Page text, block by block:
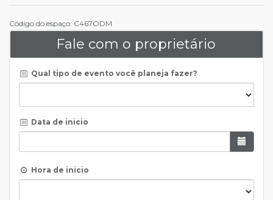
Código do espaço: C467ODM
Fale com o proprietário
Qual tipo de evento você planeja fazer?
Data de inicio
Hora de inicio